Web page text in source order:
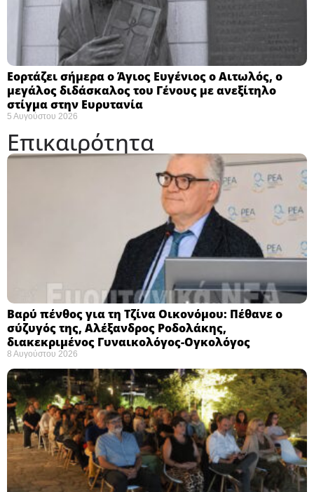
Εορτάζει σήμερα ο Άγιος Ευγένιος ο Αιτωλός, ο
μεγάλος διδάσκαλος του Γένους με ανεξίτηλο
στίγμα στην Ευρυτανία
5 Αυγούστου 2026
Επικαιρότητα
Βαρύ πένθος για τη Τζίνα Οικονόμου: Πέθανε ο
σύζυγός της, Αλέξανδρος Ροδολάκης,
διακεκριμένος Γυναικολόγος-Ογκολόγος
8 Αυγούστου 2026